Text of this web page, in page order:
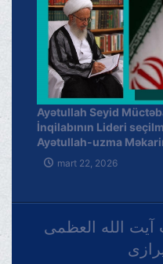
Ayətullah Seyid
İnqilabının Lideri
Ayətullah-uzma
mart 22, 2026
الله العظمی